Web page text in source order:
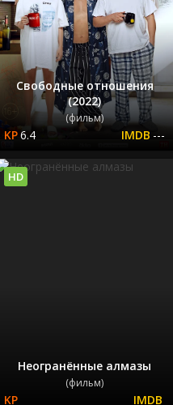
Свободные отношения
(2022)
(фильм)
6.4 ---
Неогранённые алмазы
(фильм)
HD